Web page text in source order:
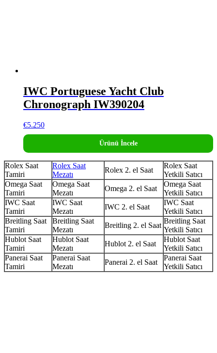
IWC Portuguese Yacht Club
Chronograph IW390204
€5.250
Ürünü İncele
Rolex Saat
Tamiri
Rolex Saat
Mezatı
Rolex 2. el Saat
Rolex Saat
Yetkili Satıcı
Omega Saat
Tamiri
Omega Saat
Mezatı
Omega 2. el Saat
Omega Saat
Yetkili Satıcı
IWC Saat
Tamiri
IWC Saat
Mezatı
IWC 2. el Saat
IWC Saat
Yetkili Satıcı
Breitling Saat
Tamiri
Breitling Saat
Mezatı
Breitling 2. el Saat
Breitling Saat
Yetkili Satıcı
Hublot Saat
Tamiri
Hublot Saat
Mezatı
Hublot 2. el Saat
Hublot Saat
Yetkili Satıcı
Panerai Saat
Tamiri
Panerai Saat
Mezatı
Panerai 2. el Saat
Panerai Saat
Yetkili Satıcı